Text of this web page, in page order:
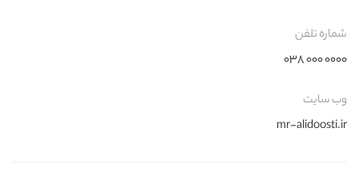
شماره تلفن
۰۰۰۰ ۰۰۰ ۰۳۸
وب سایت
mr-alidoosti.ir